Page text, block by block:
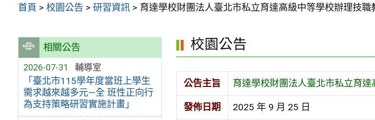
首頁 >校園公告 >研習資訊 > 育達學校財團法人臺北市私立育達高級中等學校辦理技
相關公告
2026-07-31 輔導室
「臺北市115學年度當班上學生
需求越來越多元—全 班性正向行
為支持策略研習實施計畫」
校園公告
公告主旨 育達學校財團法人臺北市私立育
發佈日期 2025 年 9 月 25 日